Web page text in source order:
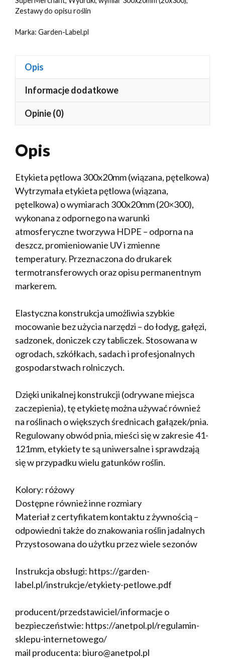
Zestawy do opisu roślin
Marka: Garden-Label.pl
Opis
Informacje dodatkowe
Opinie (0)
Opis
Etykieta pętlowa 300x20mm (wiązana, pętelkowa)
Wytrzymała etykieta pętlowa (wiązana,
pętelkowa) o wymiarach 300x20mm (20×300),
wykonana z odpornego na warunki
atmosferyczne tworzywa HDPE – odporna na
deszcz, promieniowanie UV i zmienne
temperatury. Przeznaczona do drukarek
termotransferowych oraz opisu permanentnym
markerem.
Elastyczna konstrukcja umożliwia szybkie
mocowanie bez użycia narzędzi – do łodyg, gałęzi,
sadzonek, doniczek czy tabliczek. Stosowana w
ogrodach, szkółkach, sadach i profesjonalnych
gospodarstwach rolniczych.
Dzięki unikalnej konstrukcji (odrywane miejsca
zaczepienia), tę etykietę można używać również
na roślinach o większych średnicach gałązek/pnia.
Regulowany obwód pnia, mieści się w zakresie 41-
121mm, etykiety te są uniwersalne i sprawdzają
się w przypadku wielu gatunków roślin.
Kolory: różowy
Dostępne również inne rozmiary
Materiał z certyfikatem kontaktu z żywnością –
odpowiedni także do znakowania roślin jadalnych
Przystosowana do użytku przez wiele sezonów
Instrukcja obsługi: https://garden-
label.pl/instrukcje/etykiety-petlowe.pdf
producent/przedstawiciel/informacje o
bezpieczeństwie: https://anetpol.pl/regulamin-
sklepu-internetowego/
mail producenta: biuro@anetpol.pl